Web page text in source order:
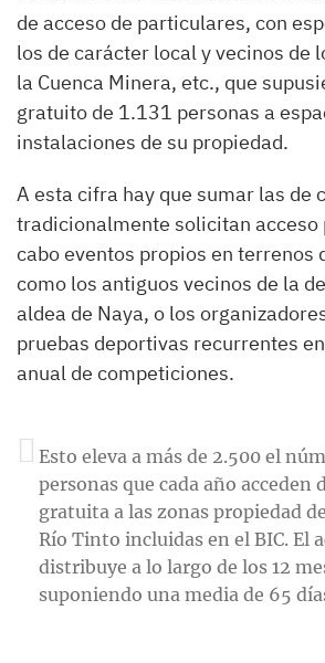
de acceso de particulares, con
los de carácter local y vecinos de
la Cuenca Minera, etc., que
gratuito de 1.131 personas a
instalaciones de su propiedad.
A esta cifra hay que sumar las de
tradicionalmente solicitan acceso
cabo eventos propios en terrenos
como los antiguos vecinos de la
aldea de Naya, o los
pruebas deportivas recurrentes
anual de competiciones.
Esto eleva a más de 2.500 el
personas que cada año acceden
gratuita a las zonas propiedad
Río Tinto incluidas en el BIC. El
distribuye a lo largo de los 12
suponiendo una media de 65